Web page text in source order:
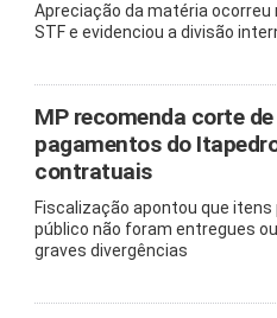
Apreciação da matéria ocorreu
STF e evidenciou a divisão
MP recomenda corte
pagamentos do
contratuais
Fiscalização apontou que
público não foram entregues
graves divergências